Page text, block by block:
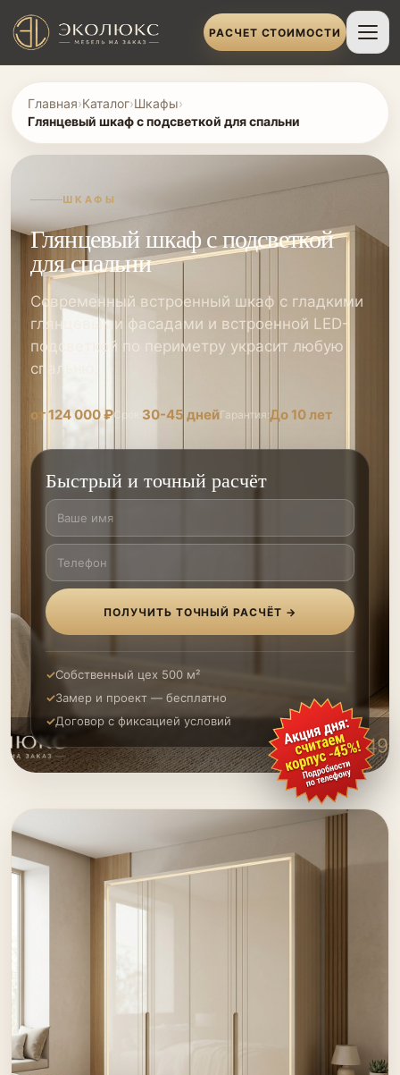
РАСЧЕТ СТОИМОСТИ
Главная›Каталог›Шкафы›
Глянцевый шкаф с подсветкой для спальни
ШКАФЫ
Глянцевый шкаф с подсветкой
для спальни
Современный встроенный шкаф с гладкими
глянцевыми фасадами и встроенной LED-
подсветкой по периметру украсит любую
спальню.
от 124 000 ₽Срок: 30-45 днейГарантия:До 10 лет
Быстрый и точный расчёт
ПОЛУЧИТЬ ТОЧНЫЙ РАСЧЁТ →
Собственный цех 500 м²
Замер и проект — бесплатно
Договор с фиксацией условий